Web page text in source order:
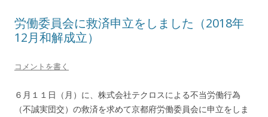
労働委員会に救済申立をしました（2018年
12月和解成立）
コメントを書く
６月１１日（月）に、株式会社テクロスによる不当労働行為
（不誠実団交）の救済を求めて京都府労働委員会に申立をしま